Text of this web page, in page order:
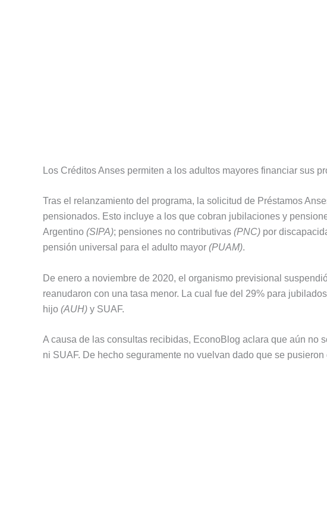
Los Créditos Anses permiten a los adultos mayores financiar sus
Tras el relanzamiento del programa, la solicitud de Préstamos
pensionados. Esto incluye a los que cobran jubilaciones y
Argentino (SIPA); pensiones no contributivas (PNC) por
pensión universal para el adulto mayor (PUAM).
De enero a noviembre de 2020, el organismo previsional
reanudaron con una tasa menor. La cual fue del 29% para
hijo (AUH) y SUAF.
A causa de las consultas recibidas, EconoBlog aclara que aún no
ni SUAF. De hecho seguramente no vuelvan dado que se